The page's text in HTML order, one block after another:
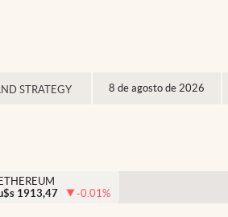
STRATEGY 8 de agosto de 2026
ETHEREUM
1913,47 -0.01%